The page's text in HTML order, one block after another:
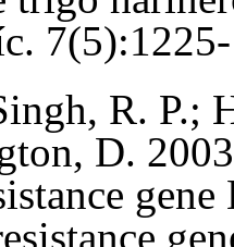
R. P.;
D.